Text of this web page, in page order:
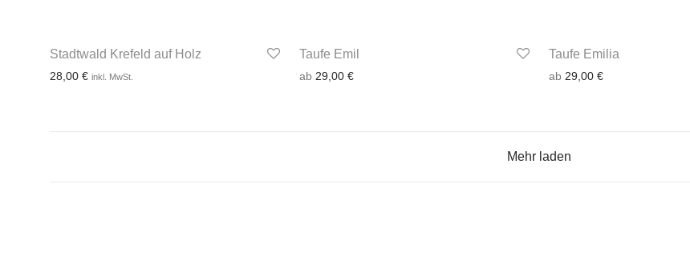
Stadtwald Krefeld auf Holz
28,00 € inkl. MwSt.
Taufe Emil
ab 29,00 €
Taufe Emilia
ab 29,00 €
Mehr laden